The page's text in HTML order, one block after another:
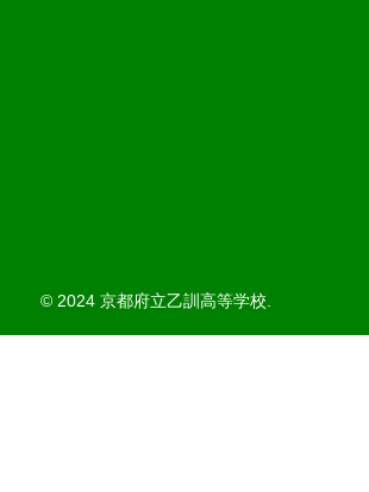
© 2024 京都府立乙訓高等学校.